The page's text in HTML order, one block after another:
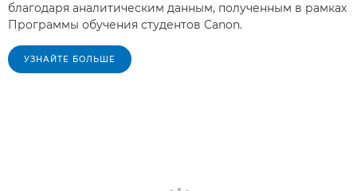
благодаря аналитическим данным, полученным в рамках
Программы обучения студентов Canon.
УЗНАЙТЕ БОЛЬШЕ